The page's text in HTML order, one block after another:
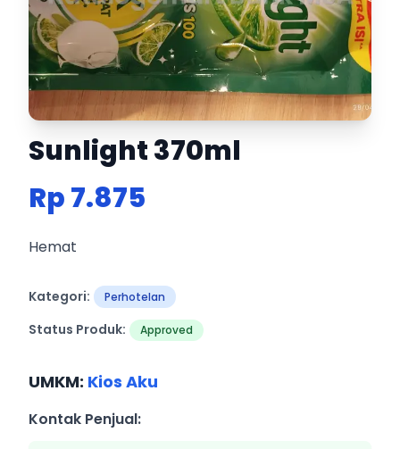
Sunlight 370ml
Rp 7.875
Hemat
Kategori: Perhotelan
Status Produk: Approved
UMKM: Kios Aku
Kontak Penjual: